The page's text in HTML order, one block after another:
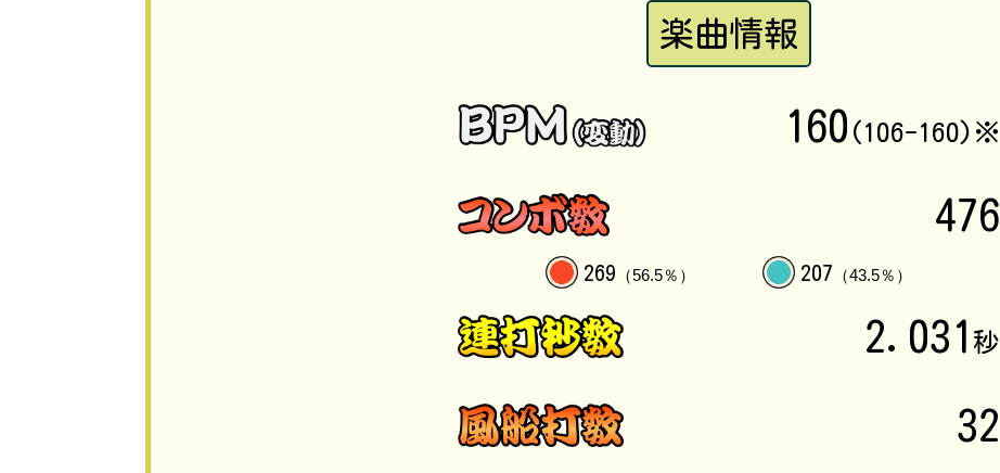
楽曲情報
160 (106-160)※
476
269 （56.5％） 207 （43.5％）
2.031 秒
32